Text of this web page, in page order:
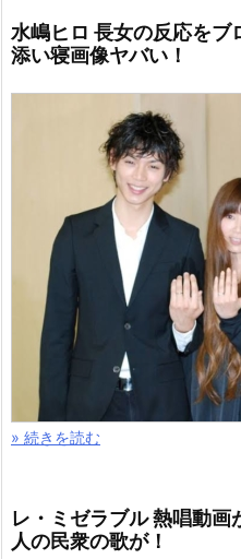
水嶋ヒロ 長女の反応をブ
添い寝画像ヤバい！
» 続きを読む
レ・ミゼラブル 熱唱動
人の民衆の歌が！